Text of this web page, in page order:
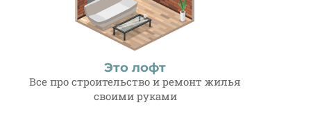
Это лофт
Все про строительство и ремонт жилья
своими руками